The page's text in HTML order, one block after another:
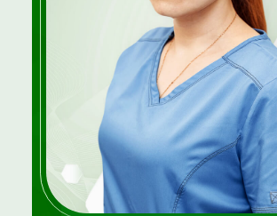
ДАНИЛОВА АНАСТАСИЯ
ВАСИЛЬЕВНА
Врач травматолог-ортопед,
вторая квалификационная категория,
кандидат медицинских наук.